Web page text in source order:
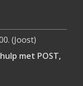
(Joost)
met POST,